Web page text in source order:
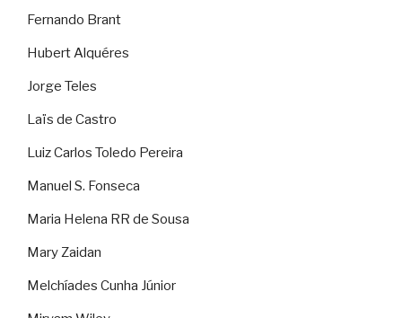
Fernando Brant
Hubert Alquéres
Jorge Teles
Laïs de Castro
Luiz Carlos Toledo Pereira
Manuel S. Fonseca
Maria Helena RR de Sousa
Mary Zaidan
Melchíades Cunha Júnior